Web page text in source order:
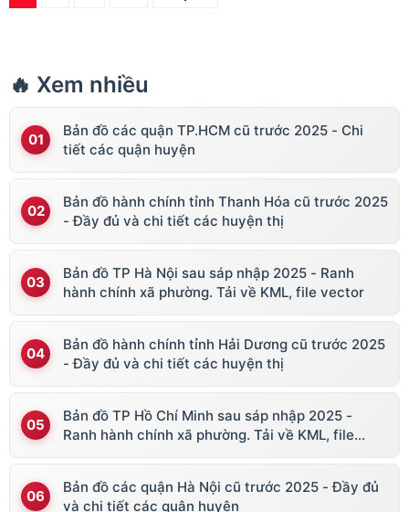
🔥 Xem nhiều
Bản đồ các quận TP.HCM cũ trước 2025 - Chi
tiết các quận huyện
Bản đồ hành chính tỉnh Thanh Hóa cũ trước 2025
- Đầy đủ và chi tiết các huyện thị
Bản đồ TP Hà Nội sau sáp nhập 2025 - Ranh
hành chính xã phường. Tải về KML, file vector
Bản đồ hành chính tỉnh Hải Dương cũ trước 2025
- Đầy đủ và chi tiết các huyện thị
Bản đồ TP Hồ Chí Minh sau sáp nhập 2025 -
Ranh hành chính xã phường. Tải về KML, file
Bản đồ các quận Hà Nội cũ trước 2025 - Đầy đủ
và chi tiết các quận huyện